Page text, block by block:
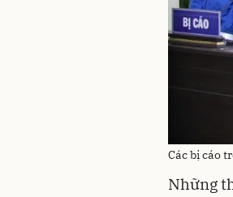
Các bị cáo
Những